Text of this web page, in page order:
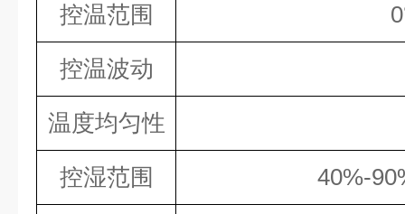
控温范围
控温波动
温度均匀性
控湿范围
40%-